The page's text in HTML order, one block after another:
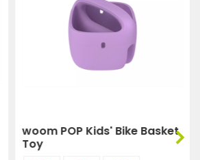
woom POP Kids' Bike Basket
Toy